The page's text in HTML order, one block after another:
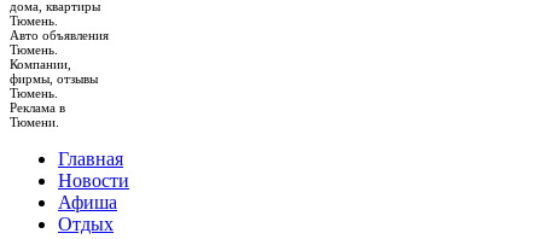
дома, квартиры
Тюмень.
Авто объявления
Тюмень.
Компании,
фирмы, отзывы
Тюмень.
Реклама в
Тюмени.
Главная
Новости
Афиша
Отдых